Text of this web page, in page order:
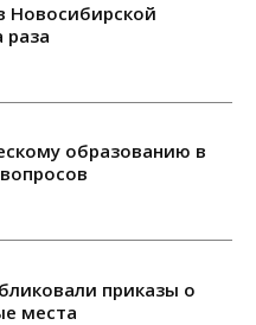
Новосибирской
раза
образованию в
приказы о
места